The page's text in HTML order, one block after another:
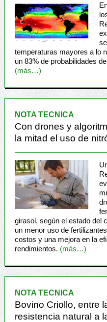
temperaturas mayores a lo
un 83% de probabilidades
(más…)
NOTA TECNICA
Con drones y
la mitad el uso de
girasol, según el estado del
un menor uso de
costos y una mejora en la
rendimientos. (más…)
NOTA TECNICA
Bovino Criollo, entre
resistencia natural a